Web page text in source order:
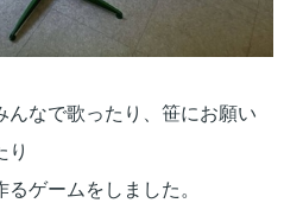
なで歌ったり、 笹にお願い
り
ゲームをしました。